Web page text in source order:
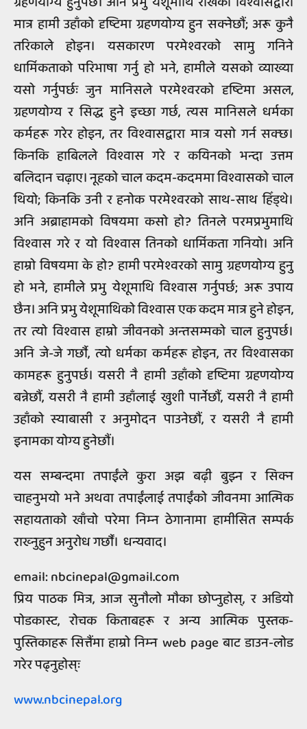
मात्र हामी उहाँको दृष्टिमा ग्रहणयोग्य हुन सक्नेछौं; अरू कुनै
तरिकाले होइन। यसकारण परमेश्वरको सामु गनिने
धार्मिकताको परिभाषा गर्नु हो भने, हामीले यसको व्याख्या
यसो गर्नुपर्छः जुन मानिसले परमेश्वरको दृष्टिमा असल,
ग्रहणयोग्य र सिद्ध हुने इच्छा गर्छ, त्यस मानिसले धर्मका
कर्महरू गरेर होइन, तर विश्वासद्वारा मात्र यसो गर्न सक्छ।
किनकि हाबिलले विश्वास गरे र कयिनको भन्दा उत्तम
बलिदान चढ़ाए। नूहको चाल कदम-कदममा विश्वासको चाल
थियो; किनकि उनी र हनोक परमेश्वरको साथ-साथ हिँड्थे।
अनि अब्राहामको विषयमा कसो हो? तिनले परमप्रभुमाथि
विश्वास गरे र यो विश्वास तिनको धार्मिकता गनियो। अनि
हाम्रो विषयमा के हो? हामी परमेश्वरको सामु ग्रहणयोग्य हुनु
हो भने, हामीले प्रभु येशूमाथि विश्वास गर्नुपर्छ; अरू उपाय
छैन। अनि प्रभु येशूमाथिको विश्वास एक कदम मात्र हुने होइन,
तर त्यो विश्वास हाम्रो जीवनको अन्तसम्मको चाल हुनुपर्छ।
अनि जे-जे गर्छौ, त्यो धर्मका कर्महरू होइन, तर विश्वासका
कामहरू हुनुपर्छ। यसरी नै हामी उहाँको दृष्टिमा ग्रहणयोग्य
बन्नेछौं, यसरी नै हामी उहाँलाई खुशी पार्नेछौं, यसरी नै हामी
उहाँको स्याबासी र अनुमोदन पाउनेछौं, र यसरी नै हामी
इनामका योग्य हुनेछौं।
यस सम्बन्दमा तपाईंले कुरा अझ बढ़ी बुझ्न र सिक्न
चाहनुभयो भने अथवा तपाईंलाई तपाईंको जीवनमा आत्मिक
सहायताको खाँचो परेमा निम्‍न ठेगानामा हामीसित सम्पर्क
राख्‍नुहुन अनुरोध गर्छौं। धन्यवाद।
email:nbcinepal@gmail.com
प्रिय पाठक मित्र, आज सुनौलो मौका छोप्‍नुहोस्, र अडियो
पोडकास्ट, रोचक किताबहरू र अन्य आत्मिक पुस्तक-
पुस्तिकाहरू सित्तैंमा हाम्रो निम्‍न web page बाट डाउन-लोड
गरेर पढ्नुहोस्ः
www.nbcinepal.org